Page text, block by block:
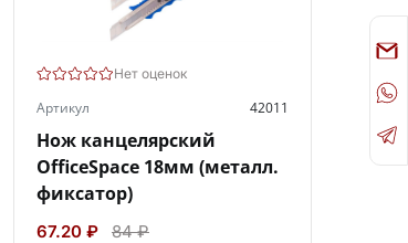
Нет оценок
Артикул 42011
Нож канцелярский
OfficeSpace 18мм (металл.
фиксатор)
67.20 ₽ 84 ₽